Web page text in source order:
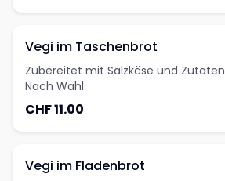
Vegi im Taschenbrot
Zubereitet mit Salzkäse und Zutaten
Nach Wahl
CHF 11.00
Vegi im Fladenbrot